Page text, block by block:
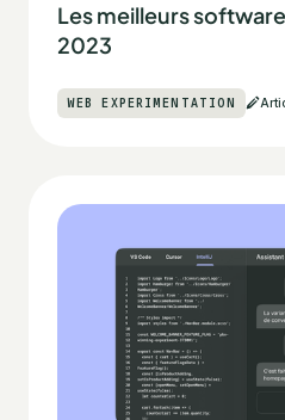
Les meilleurs
2023
WEB EXPERIMENTATION